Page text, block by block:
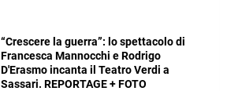
“Crescere la guerra”: lo spettacolo di
Francesca Mannocchi e Rodrigo
D'Erasmo incanta il Teatro Verdi a
Sassari. REPORTAGE + FOTO